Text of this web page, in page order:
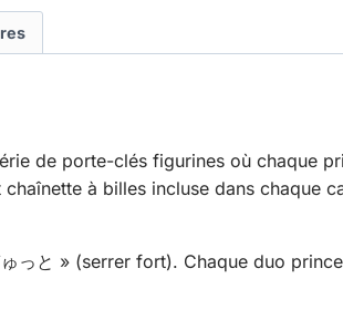
de porte-clés figurines où chaque
à billes incluse dans chaque
っと » (serrer fort). Chaque duo